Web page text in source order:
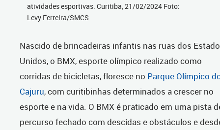
atividades esportivas. Curitiba, 21/02/2024 Foto:
Levy Ferreira/SMCS
Nascido de brincadeiras infantis nas ruas dos
Unidos, o BMX, esporte olímpico realizado como
corridas de bicicletas, floresce no Parque Olímpico
Cajuru, com curitibinhas determinados a crescer no
esporte e na vida. O BMX é praticado em uma pista
percurso fechado com descidas e obstáculos e